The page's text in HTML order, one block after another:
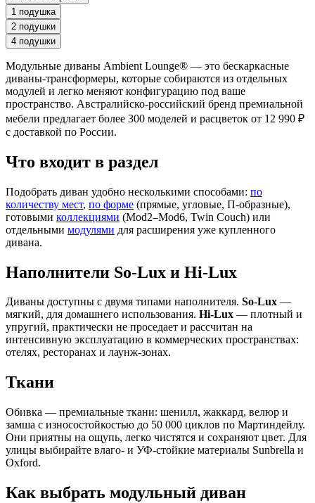
1 подушка
2 подушки
4 подушки
Модульные диваны Ambient Lounge® — это бескаркасные
диваны-трансформеры, которые собираются из отдельных
модулей и легко меняют конфигурацию под ваше
пространство. Австралийско-российский бренд премиальной
мебели предлагает более 300 моделей и расцветок от 12 990 ₽
с доставкой по России.
Что входит в раздел
Подобрать диван удобно несколькими способами: по
количеству мест, по форме (прямые, угловые, П-образные),
готовыми коллекциями (Mod2–Mod6, Twin Couch) или
отдельными модулями для расширения уже купленного
дивана.
Наполнители So-Lux и Hi-Lux
Диваны доступны с двумя типами наполнителя. So-Lux —
мягкий, для домашнего использования. Hi-Lux — плотный и
упругий, практически не проседает и рассчитан на
интенсивную эксплуатацию в коммерческих пространствах:
отелях, ресторанах и лаунж-зонах.
Ткани
Обивка — премиальные ткани: шенилл, жаккард, велюр и
замша с износостойкостью до 50 000 циклов по Мартиндейлу.
Они приятны на ощупь, легко чистятся и сохраняют цвет. Для
улицы выбирайте влаго- и УФ-стойкие материалы Sunbrella и
Oxford.
Как выбрать модульный диван